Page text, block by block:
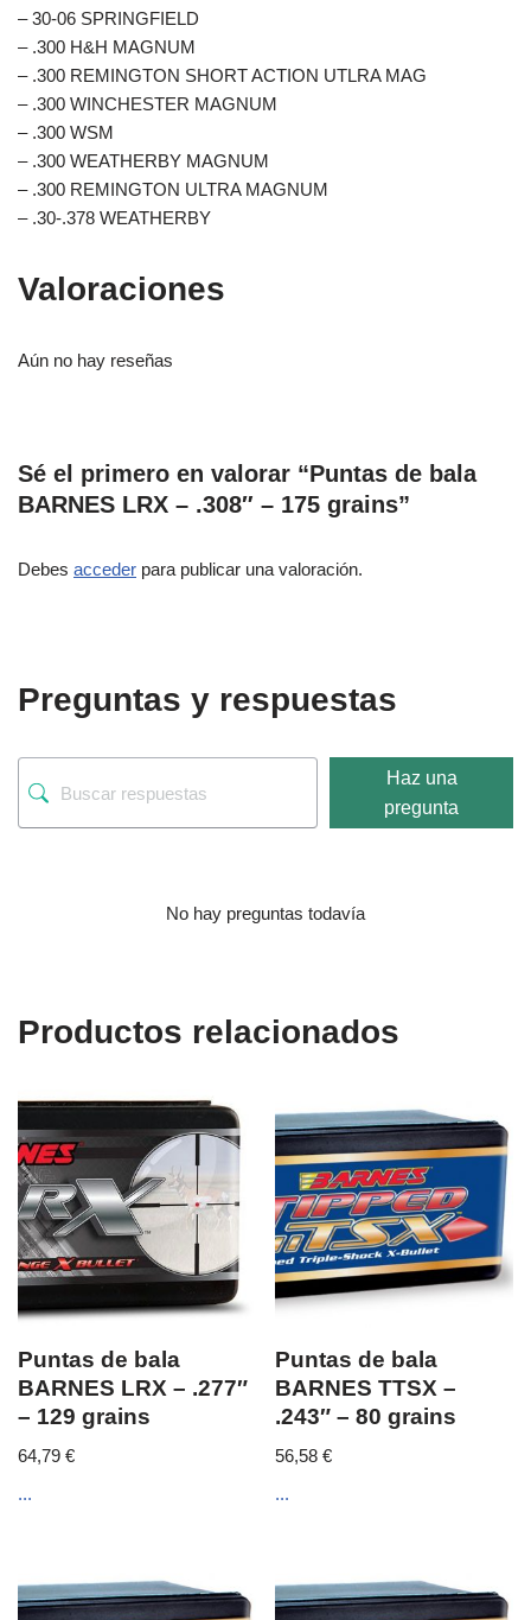
– 30-06 SPRINGFIELD
– .300 H&H MAGNUM
– .300 REMINGTON SHORT ACTION UTLRA MAG
– .300 WINCHESTER MAGNUM
– .300 WSM
– .300 WEATHERBY MAGNUM
– .300 REMINGTON ULTRA MAGNUM
– .30-.378 WEATHERBY
Valoraciones
Aún no hay reseñas
Sé el primero en valorar “Puntas de bala
BARNES LRX – .308″ – 175 grains”
Debes acceder para publicar una valoración.
Preguntas y respuestas
Haz una
pregunta
No hay preguntas todavía
Productos relacionados
Puntas de bala
BARNES LRX – .277″
– 129 grains
64,79 €
...
Puntas de bala
BARNES TTSX –
.243″ – 80 grains
56,58€
...